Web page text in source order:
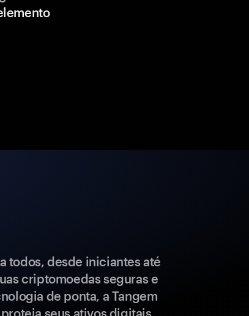
todos, desde iniciantes até
criptomoedas seguras e
de ponta, a Tangem
seus ativos digitais.